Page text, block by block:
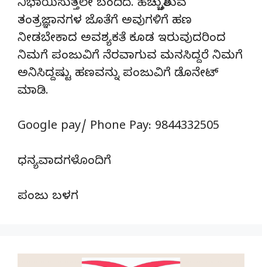
ನಿಭಾಯಿಸುತ್ತಲೇ ಬಂದಿದೆ. ಹೆಚ್ಚುತ್ತಿರುವ
ತಂತ್ರಜ್ಞಾನಗಳ ಜೊತೆಗೆ ಅವುಗಳಿಗೆ ಹಣ
ನೀಡಬೇಕಾದ ಅವಶ್ಯಕತೆ ಕೂಡ ಇರುವುದರಿಂದ
ನಿಮಗೆ ಪಂಜುವಿಗೆ ನೆರವಾಗುವ ಮನಸಿದ್ದರೆ ನಿಮಗೆ
ಅನಿಸಿದ್ದಷ್ಟು ಹಣವನ್ನು ಪಂಜುವಿಗೆ ಡೊನೇಟ್‌
ಮಾಡಿ.
Google pay/ Phone Pay: 9844332505
ಧನ್ಯವಾದಗಳೊಂದಿಗೆ
ಪಂಜು ಬಳಗ